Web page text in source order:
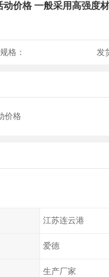
动价格 一般采用高强度
格： 发
价格
江苏连云港
爱德
生产厂家